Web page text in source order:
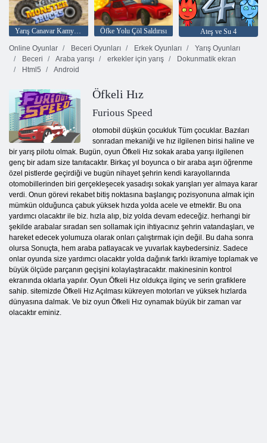
Öfke Yolu Çöl Saldırısı
Ateş ve Su 4
Online Oyunlar
Beceri Oyunları Erkek Oyunları
Yarış Oyunları
Beceri
Araba yarışı erkekler için yarış
Dokunmatik ekran
Html5
Android
Öfkeli Hız
Furious Speed
otomobil düşkün çocukluk Tüm çocuklar. Bazıları
sonradan mekaniği ve hız ilgilenen birisi haline ve
bir yarış pilotu olmak. Bugün, oyun Öfkeli Hız sokak araba yarışı ilgilenen
genç bir adam size tanıtacaktır. Birkaç yıl boyunca o bir araba aşırı öğrenme
özel pistlerde geçirdiği ve bugün nihayet şehrin kendi karayollarında
otomobillerinden biri gerçekleşecek yasadışı sokak yarışları yer almaya karar
verdi. Onun görevi rekabet bitiş noktasına başlangıç ​​pozisyonuna almak için
mümkün olduğunca çabuk yüksek hızda yolda acele ve etmektir. Bu ona
yardımcı olacaktır ile biz. hızla alıp, biz yolda devam edeceğiz. herhangi bir
şekilde arabalar sıradan sen sollamak için ihtiyacınız şehrin vatandaşları, ve
hareket edecek yolumuza olarak onları çalıştırmak için değil. Bu daha sonra
olursa Sonuçta, hem araba patlayacak ve yuvarlak kaybedersiniz. Sadece
onlar oyunda size yardımcı olacaktır yolda dağınık farklı ikramiye toplamak ve
büyük ölçüde parçanın geçişini kolaylaştıracaktır. makinesinin kontrol
ekranında oklarla yapılır. Oyun Öfkeli Hız oldukça ilginç ve serin grafiklere
sahip. sitemizde Öfkeli Hız Açılması kükreyen motorları ve yüksek hızlarda
dünyasına dalmak. Ve biz oyun Öfkeli Hız oynamak büyük bir zaman var
olacaktır eminiz.